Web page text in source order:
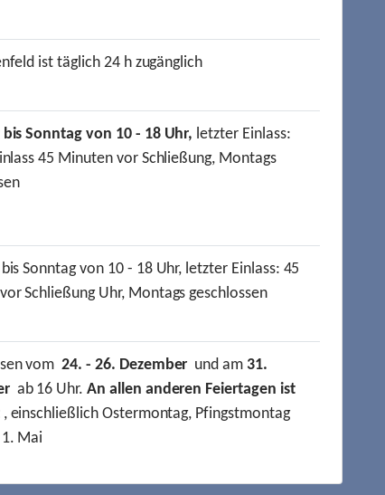
ist täglich 24 h zugänglich
bis Sonntag von 10 - 18 Uhr, letzter Einlass:
45 Minuten vor Schließung, Montags
Sonntag von 10 - 18 Uhr, letzter Einlass: 45
Schließung Uhr, Montags geschlossen
vom24. - 26. Dezember und am31.
ab 16 Uhr.An allen anderen Feiertagen ist
, einschließlich Ostermontag, Pfingstmontag
Mai